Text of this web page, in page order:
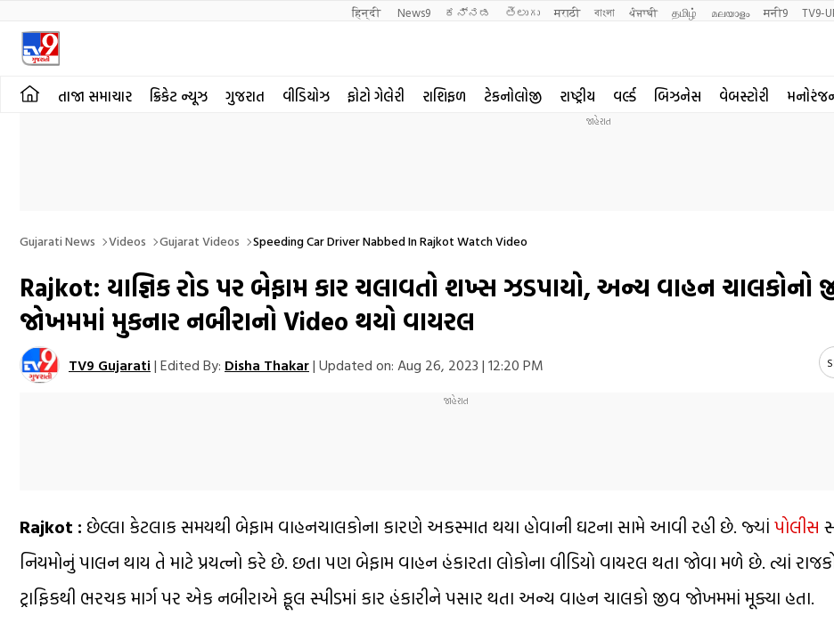
हिन्दी News9 ಕನ್ನಡ తెలుగు मराठी বাংলা ਪੰਜਾਬੀ தமிழ் മലയാളം मनी9 TV9-
તાજા સમાચાર ક્રિકેટ ન્યૂઝ ગુજરાત વીડિયોઝ ફોટો ગેલેરી રાશિફળ ટેકનોલોજી રાષ્ટ્રીય વર્લ્ડ બિઝનેસ વેબસ્ટોરી
Gujarati News Videos Gujarat Videos Speeding Car Driver Nabbed In Rajkot Watch Video
Rajkot: યાજ્ઞિક રોડ પર બેફામ કાર ચલાવતો શખ્સ ઝડપાયો, અન્ય વાહન ચાલકોનો
જોખમમાં મુકનાર નબીરાનો Video થયો વાયરલ
TV9 Gujarati | Edited By: Disha Thakar| Updated on: Aug 26, 2023 | 12:20 PM
Rajkot : છેલ્લા કેટલાક સમયથી બેફામ વાહનચાલકોના કારણે અકસ્માત થયા હોવાની ઘટના સામે આવી રહી છે. જ્યાં પોલીસ
નિયમોનું પાલન થાય તે માટે પ્રયત્નો કરે છે. છતા પણ બેફામ વાહન હંકારતા લોકોના વીડિયો વાયરલ થતા જોવા મળે છે. ત્યાં
ટ્રાફિકથી ભરચક માર્ગ પર એક નબીરાએ ફૂલ સ્પીડમાં કાર હંકારીને પસાર થતા અન્ય વાહન ચાલકો જીવ જોખમમાં મૂક્યા હતા.